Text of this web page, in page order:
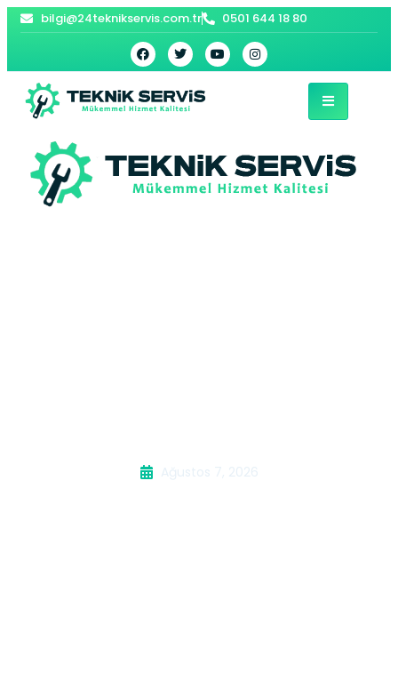
bilgi@24teknikservis.com.tr 0501 644 18 80
Ağustos 7, 2026